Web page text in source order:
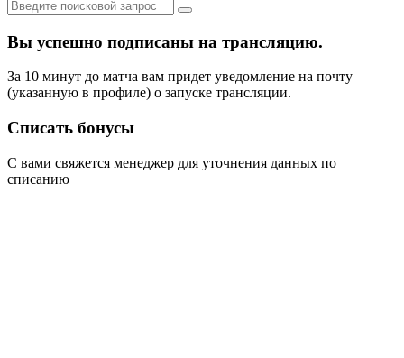
Вы успешно подписаны на трансляцию.
За 10 минут до матча вам придет уведомление на почту
(указанную в профиле) о запуске трансляции.
Списать бонусы
С вами свяжется менеджер для уточнения данных по
списанию